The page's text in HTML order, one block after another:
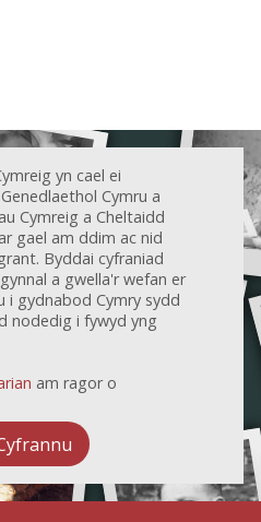
yn cael ei
Cymru a
Cymreig a Cheltaidd
gael am ddim ac nid
Byddai cyfraniad
a gwella'r wefan er
i gydnabod Cymry sydd
nodedig i fywyd yng
am ragor o